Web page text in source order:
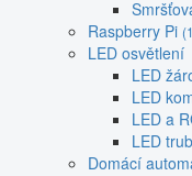
Raspberry Pi
LED osvětlení
LED
LED
LED a
LED
Domácí